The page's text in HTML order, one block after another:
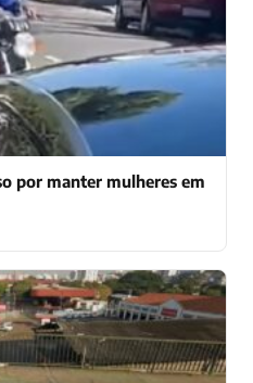
por manter mulheres em